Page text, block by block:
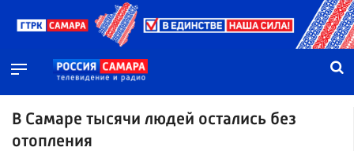
В Самаре тысячи людей остались без
отопления